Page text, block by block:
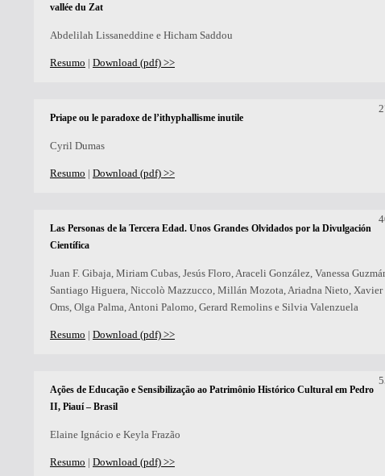
vallée du Zat
Abdelilah Lissaneddine e Hicham Saddou
Resumo | Download (pdf) >>
Priape ou le paradoxe de l’ithyphallisme inutile
Cyril Dumas
Resumo | Download (pdf) >>
Las Personas de la Tercera Edad. Unos Grandes Olvidados por la Divulgación
Científica
Juan F. Gibaja, Miriam Cubas, Jesús Floro, Araceli González, Vanessa
Santiago Higuera, Niccolò Mazzucco, Millán Mozota, Ariadna Nieto, Xavier
Oms, Olga Palma, Antoni Palomo, Gerard Remolins e Silvia Valenzuela
Resumo | Download (pdf) >>
Ações de Educação e Sensibilização ao Patrimônio Histórico Cultural em Pedro
II, Piauí – Brasil
Elaine Ignácio e Keyla Frazão
Resumo | Download (pdf) >>